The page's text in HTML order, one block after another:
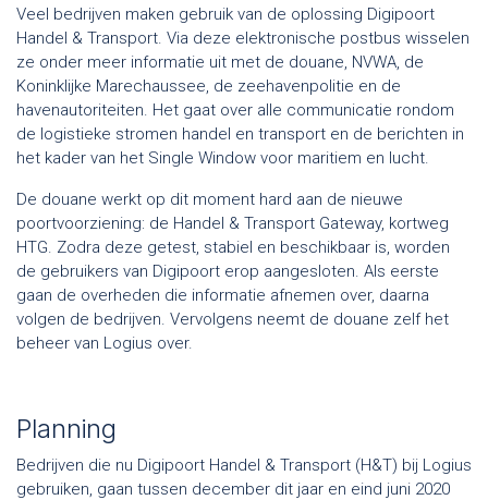
Veel bedrijven maken gebruik van de oplossing Digipoort
Handel & Transport. Via deze elektronische postbus wisselen
ze onder meer informatie uit met de douane, NVWA, de
Koninklijke Marechaussee, de zeehavenpolitie en de
havenautoriteiten. Het gaat over alle communicatie rondom
de logistieke stromen handel en transport en de berichten in
het kader van het Single Window voor maritiem en lucht.
De douane werkt op dit moment hard aan de nieuwe
poortvoorziening: de Handel & Transport Gateway, kortweg
HTG. Zodra deze getest, stabiel en beschikbaar is, worden
de gebruikers van Digipoort erop aangesloten. Als eerste
gaan de overheden die informatie afnemen over, daarna
volgen de bedrijven. Vervolgens neemt de douane zelf het
beheer van Logius over.
Planning
Bedrijven die nu Digipoort Handel & Transport (H&T) bij Logius
gebruiken, gaan tussen december dit jaar en eind juni 2020